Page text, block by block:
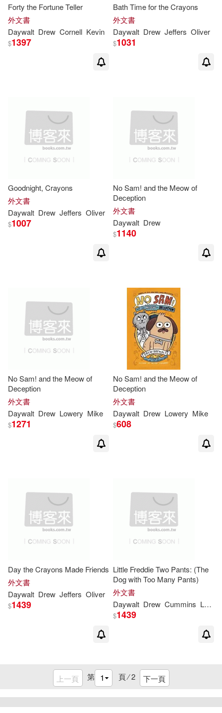
Forty the Fortune Teller
外文書
Daywalt Drew Cornell Kevin
$1397
Bath Time for the Crayons
外文書
Daywalt Drew Jeffers Oliver
$1031
Goodnight, Crayons
外文書
Daywalt Drew Jeffers Oliver
$1007
No Sam! and the Meow of
Deception
外文書
Daywalt Drew
$1140
No Sam! and the Meow of
Deception
外文書
Daywalt Drew Lowery Mike
$1271
No Sam! and the Meow of
Deception
外文書
Daywalt Drew Lowery Mike
$608
Day the Crayons Made Friends
外文書
Daywalt Drew Jeffers Oliver
$1439
Little Freddie Two Pants: (The
Dog with Too Many Pants)
外文書
Daywalt Drew Cummins Lucy Ruth
$1439
上一頁 第 頁 ⁄2 下一頁